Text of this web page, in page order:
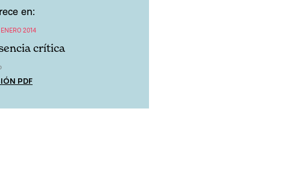
en:
ENERO 2014
crítica
PDF